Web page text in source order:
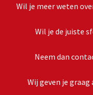
Wil je meer weten
Wil je de juiste
Neem dan
Wij geven je